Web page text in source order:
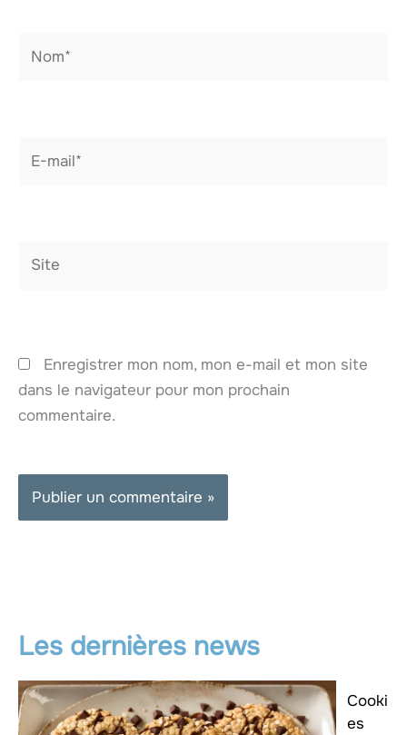
mail*
Enregistrer mon nom, mon e-mail et mon site
dans le navigateur pour mon prochain
commentaire.
Les dernières news
Cooki
es